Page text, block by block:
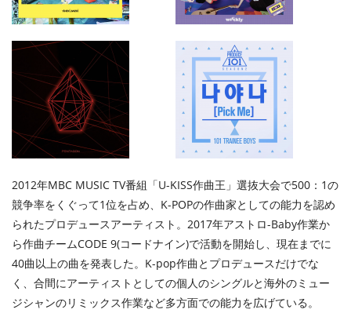
2012年MBC MUSIC TV番組「U-KISS作曲王」選抜大会で500：1の
競争率をくぐって1位を占め、K-POPの作曲家としての能力を認め
られたプロデュースアーティスト。2017年アストロ-Baby作業か
ら作曲チームCODE 9(コードナイン)で活動を開始し、現在までに
40曲以上の曲を発表した。K-pop作曲とプロデュースだけでな
く、合間にアーティストとしての個人のシングルと海外のミュー
ジシャンのリミックス作業など多方面での能力を広げている。